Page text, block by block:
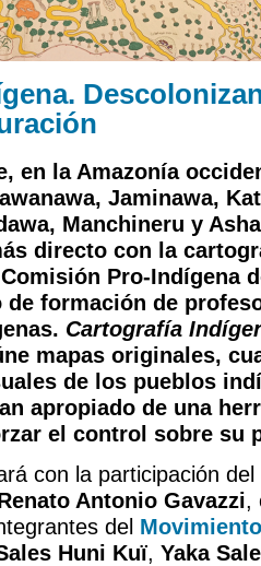
en la Amazonía
Jaminawa,
Manchineru y
directo con la
Pro-Indígena
de formación de
Cartografía
mapas originales,
de los pueblos
apropiado de una
el control sobre su
con la participación
Antonio Gavazzi,
del
Huni Kuï, Yaka